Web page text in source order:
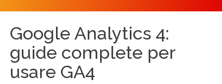
Google Analytics 4:
guide complete per
usare GA4